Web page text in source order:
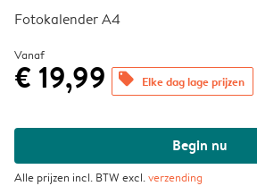
Fotokalender A4
Vanaf
€ 19,99 offers Elke dag lage prijzen
Begin nu
Alle prijzen incl. BTW excl.verzending